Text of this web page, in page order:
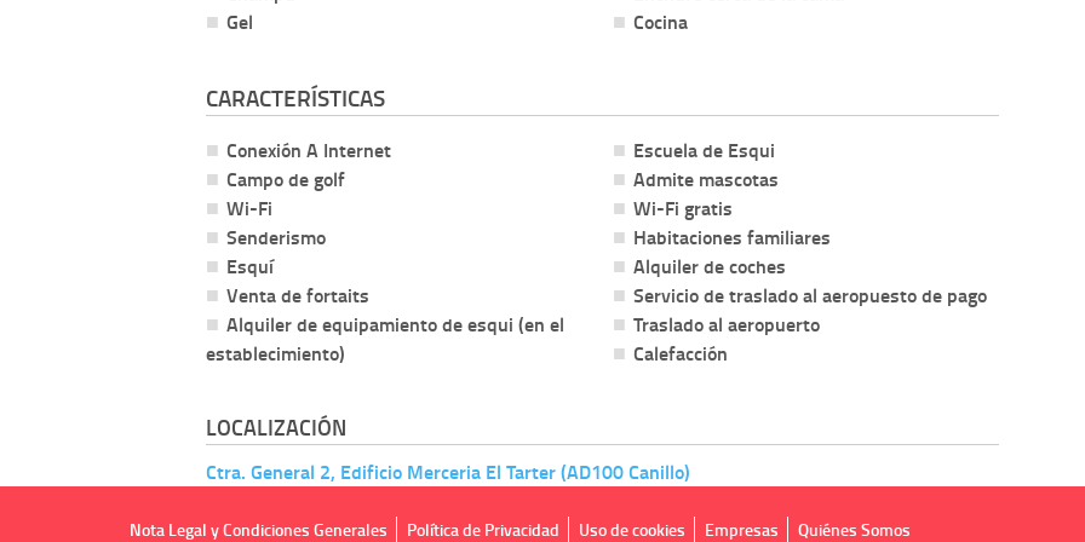
Gel
Cocina
CARACTERÍSTICAS
Conexión A Internet
Campo de golf
Wi-Fi
Senderismo
Esquí
Venta de fortaits
Alquiler de equipamiento de esqui (en el
establecimiento)
Escuela de Esqui
Admite mascotas
Wi-Fi gratis
Habitaciones familiares
Alquiler de coches
Servicio de traslado al aeropuesto de pago
Traslado al aeropuerto
Calefacción
LOCALIZACIÓN
Ctra. General 2, Edificio Merceria El Tarter (AD100 Canillo)
Nota Legal y Condiciones Generales Política de Privacidad Uso de cookies Empresas Quiénes Somos